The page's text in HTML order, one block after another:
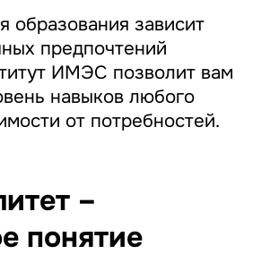
образования зависит
предпочтений
ИМЭС позволит вам
навыков любого
от потребностей.
–
понятие